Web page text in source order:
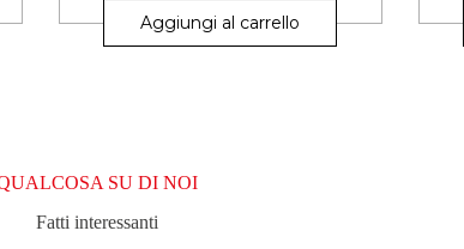
Aggiungi al carrello
SU DI NOI
Fatti interessanti